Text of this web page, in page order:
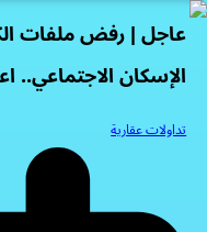
عاجل | رفض ملفات
الإسكان
تداولات عقارية